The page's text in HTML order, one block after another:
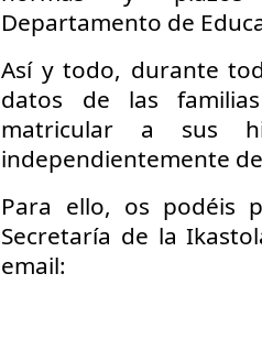
Departamento de
Así y todo, durante
datos de las
matricular a sus
independientemente
Para ello, os podéis
Secretaría de la
email: